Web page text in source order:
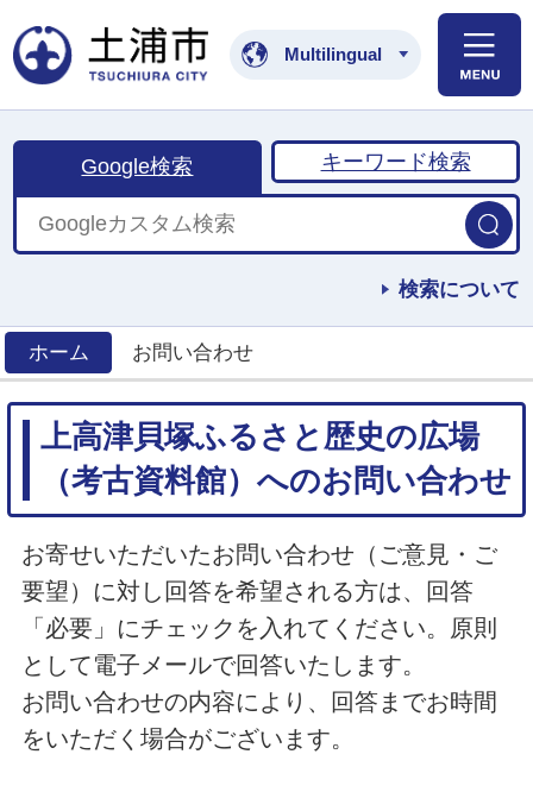
土浦市公式ホームペ
Multilingual
Google検索 キーワード検索
検索について
ホーム
お問い合わせ
上高津貝塚ふるさと歴史の広場
（考古資料館）へのお問い合わせ
お寄せいただいたお問い合わせ（ご意見・ご
要望）に対し回答を希望される方は、回答
「必要」にチェックを入れてください。原則
として電子メールで回答いたします。
お問い合わせの内容により、回答までお時間
をいただく場合がございます。